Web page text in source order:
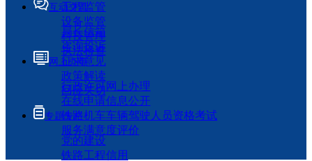
工程监管
设备监管
科技管理
执法检查
互动交流
局长信箱
咨询投诉
征求意见
政策解读
回应关切
网上办事
行政许可网上办理
在线申请信息公开
铁路机车车辆驾驶人员资格考试
服务满意度评价
专题专栏
党的建设
铁路工程信用